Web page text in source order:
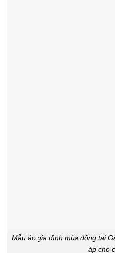
Mẫu áo gia đình mùa đông tại
áp cho